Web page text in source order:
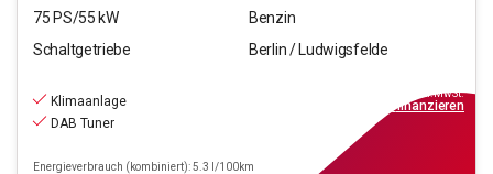
75 PS/55 kW
Benzin
Schaltgetriebe
Berlin / Ludwigsfelde
Klimaanlage
DAB Tuner
Energieverbrauch (kombiniert): 5.3 l/100km
inkl.MwSt.
finanzieren